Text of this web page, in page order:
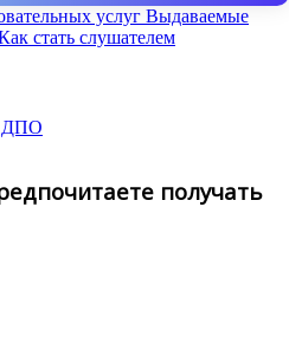
услуг Выдаваемые
стать слушателем
получать